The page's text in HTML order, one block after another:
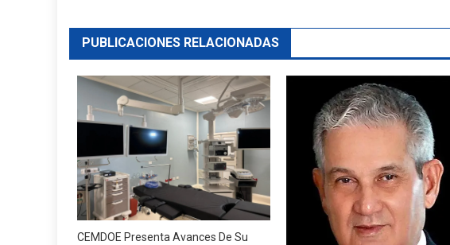
PUBLICACIONES RELACIONADAS
CEMDOE Presenta Avances De Su